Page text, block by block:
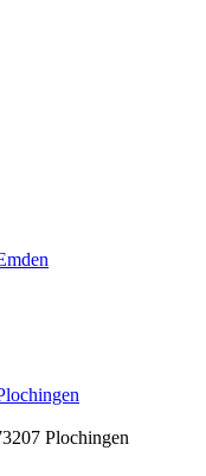
Plochingen